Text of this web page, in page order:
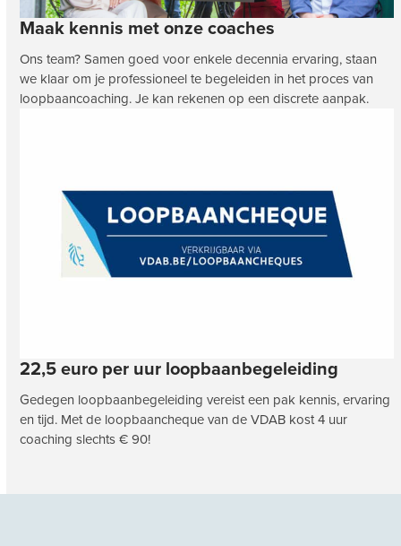
Maak kennis met onze coaches
Ons team? Samen goed voor enkele decennia ervaring, staan
we klaar om je professioneel te begeleiden in het proces van
loopbaancoaching. Je kan rekenen op een discrete aanpak.
22,5 euro per uur loopbaanbegeleiding
Gedegen loopbaanbegeleiding vereist een pak kennis, ervaring
en tijd. Met de loopbaancheque van de VDAB kost 4 uur
coaching slechts € 90!